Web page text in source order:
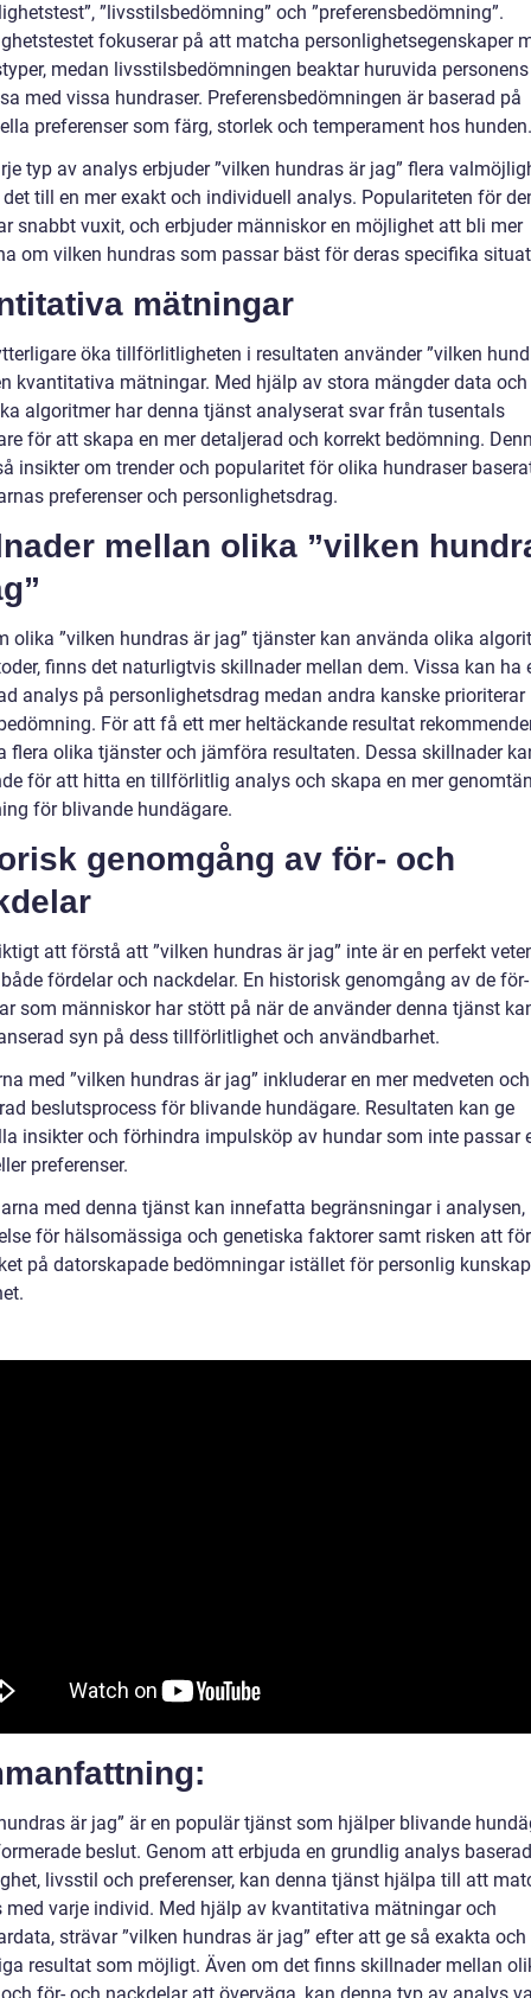
”livsstilsbedömning” och ”preferensbedömning”.
fokuserar på att matcha personlighetsegenskaper
medan livsstilsbedömningen beaktar huruvida
med vissa hundraser. Preferensbedömningen är baserad på
preferenser som färg, storlek och temperament hos hunden.
typ av analys erbjuder ”vilken hundras är jag” flera
till en mer exakt och individuell analys. Populariteten för
snabbt vuxit, och erbjuder människor en möjlighet att bli mer
om vilken hundras som passar bäst för deras specifika
mätningar
öka tillförlitligheten i resultaten använder ”vilken
kvantitativa mätningar. Med hjälp av stora mängder data och
algoritmer har denna tjänst analyserat svar från tusentals
för att skapa en mer detaljerad och korrekt bedömning.
insikter om trender och popularitet för olika hundraser
preferenser och personlighetsdrag.
mellan olika ”vilken
olika ”vilken hundras är jag” tjänster kan använda olika
finns det naturligtvis skillnader mellan dem. Vissa kan ha
analys på personlighetsdrag medan andra kanske prioriterar
För att få ett mer heltäckande resultat
flera olika tjänster och jämföra resultaten. Dessa skillnader
för att hitta en tillförlitlig analys och skapa en mer
för blivande hundägare.
genomgång av för- och
att förstå att ”vilken hundras är jag” inte är en perfekt
fördelar och nackdelar. En historisk genomgång av de
som människor har stött på när de använder denna tjänst
syn på dess tillförlitlighet och användbarhet.
med ”vilken hundras är jag” inkluderar en mer medveten och
beslutsprocess för blivande hundägare. Resultaten kan ge
insikter och förhindra impulsköp av hundar som inte passar
preferenser.
med denna tjänst kan innefatta begränsningar i analysen,
för hälsomässiga och genetiska faktorer samt risken att
på datorskapade bedömningar istället för personlig
är jag” är en populär tjänst som hjälper blivande
beslut. Genom att erbjuda en grundlig analys
livsstil och preferenser, kan denna tjänst hjälpa till att
med varje individ. Med hjälp av kvantitativa mätningar och
strävar ”vilken hundras är jag” efter att ge så exakta och
resultat som möjligt. Även om det finns skillnader mellan